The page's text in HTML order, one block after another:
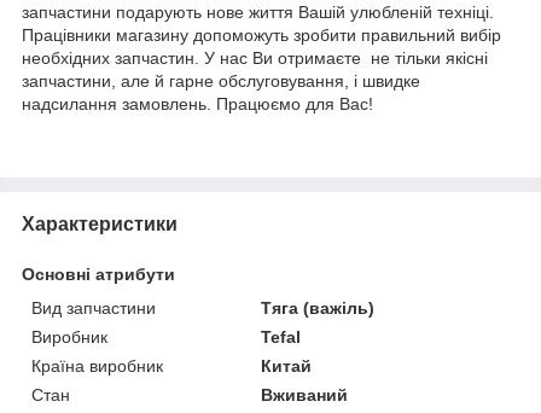
запчастини подарують нове життя Вашій улюбленій техніці.
Працівники магазину допоможуть зробити правильний вибір
необхідних запчастин. У нас Ви отримаєте не тільки якісні
запчастини, але й гарне обслуговування, і швидке
надсилання замовлень. Працюємо для Вас!
Характеристики
Основні атрибути
Вид запчастини
Тяга (важіль)
Виробник
Tefal
Країна виробник
Китай
Стан
Вживаний